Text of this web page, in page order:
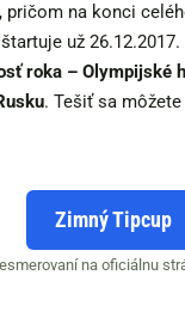
, pričom na konci
už
roka – Olympijské
. Tešiť sa
Zimný Tipcup
na oficiálnu